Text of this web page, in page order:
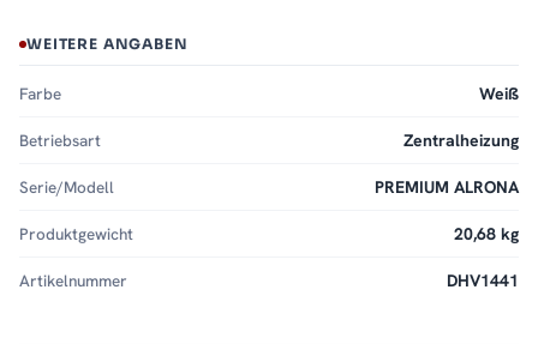
WEITERE ANGABEN
Farbe Weiß
Betriebsart Zentralheizung
Serie/Modell PREMIUM ALRONA
Produktgewicht 20,68 kg
Artikelnummer DHV1441